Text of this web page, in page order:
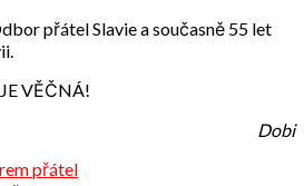
přátel Slavie a současně 55 let
VĚČNÁ!
Dobi
přátel